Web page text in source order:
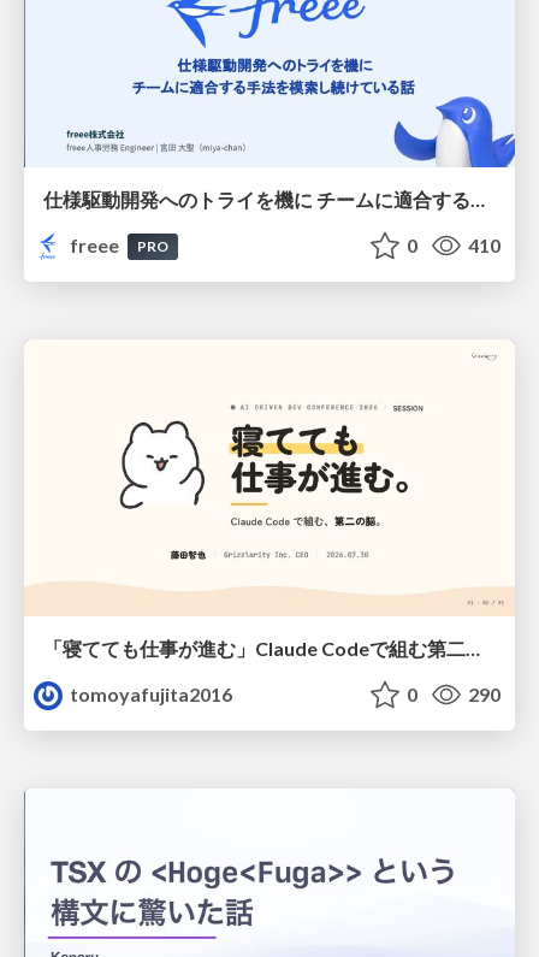
仕様駆動開発へのトライを機に チームに適合する手法を模索し続けている話
freee
PRO 0 410
tomoyafujita2016
0 290